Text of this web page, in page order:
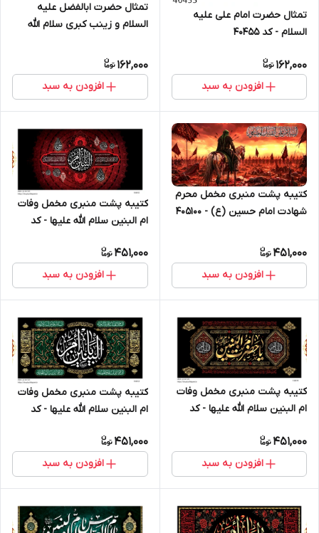
تمثال حضرت امام علی علیه
السلام - کد 40455
162,000
افزودن به سبد
تمثال حضرت ابالفضل علیه
السلام و زینب کبری سلام الله
162,000
افزودن به سبد
کتیبه پشت منبری مخمل محرم
شهادت امام حسین (ع) - 405100
451,000
افزودن به سبد
کتیبه پشت منبری مخمل وفات
ام البنین سلام الله علیها - کد
451,000
افزودن به سبد
کتیبه پشت منبری مخمل وفات
ام البنین سلام الله علیها - کد
451,000
افزودن به سبد
کتیبه پشت منبری مخمل وفات
ام البنین سلام الله علیها - کد
451,000
افزودن به سبد